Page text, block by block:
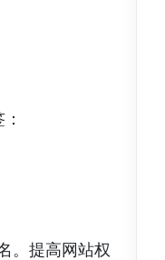
。提高网站权